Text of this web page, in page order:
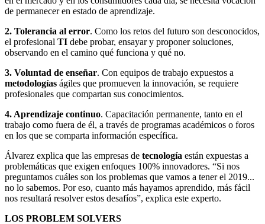
de permanecer en estado de aprendizaje.
2. Tolerancia al error. Como los retos del futuro son desconocidos,
el profesional TI debe probar, ensayar y proponer soluciones,
observando en el camino qué funciona y qué no.
3. Voluntad de enseñar. Con equipos de trabajo expuestos a
metodologías ágiles que promueven la innovación, se requiere
profesionales que compartan sus conocimientos.
4. Aprendizaje continuo. Capacitación permanente, tanto en el
trabajo como fuera de él, a través de programas académicos o foros
en los que se comparta información específica.
Álvarez explica que las empresas de tecnología están expuestas a
problemáticas que exigen enfoques 100% innovadores. “Si nos
preguntamos cuáles son los problemas que vamos a tener el 2019...
no lo sabemos. Por eso, cuanto más hayamos aprendido, más fácil
nos resultará resolver estos desafíos”, explica este experto.
LOS PROBLEM SOLVERS